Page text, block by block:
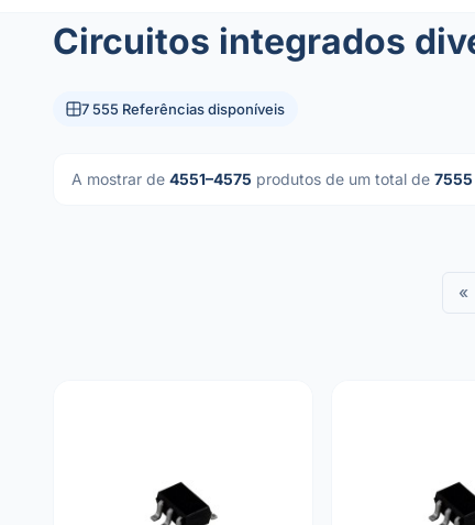
Circuitos integrados
7 555 Referências disponíveis
A mostrar de 4551–4575 produtos de um total de 7555
«